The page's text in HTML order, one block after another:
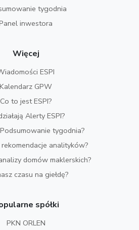
tygodnia
inwestora
Więcej
ESPI
Kalendarz GPW
Co to jest ESPI?
Alerty ESPI?
Podsumowanie tygodnia?
rekomendacje analityków?
domów maklerskich?
czasu na giełdę?
spółki
PKN ORLEN